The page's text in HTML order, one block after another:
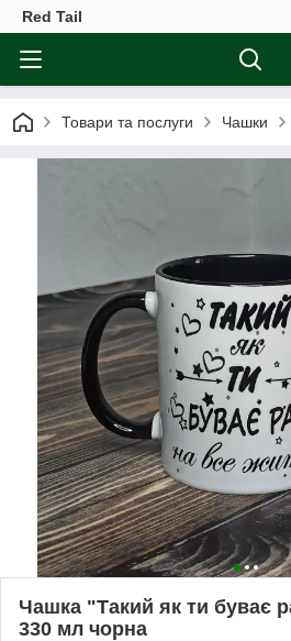
Red Tail
Товари та послуги Чашки
Чашка "Такий як ти буває
330 мл чорна